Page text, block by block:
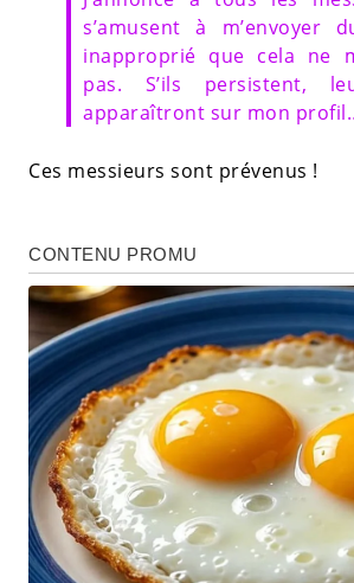
s’amusent à m’envoyer
inapproprié que cela ne
pas. S’ils persistent,
apparaîtront sur mon
Ces messieurs sont prévenus !